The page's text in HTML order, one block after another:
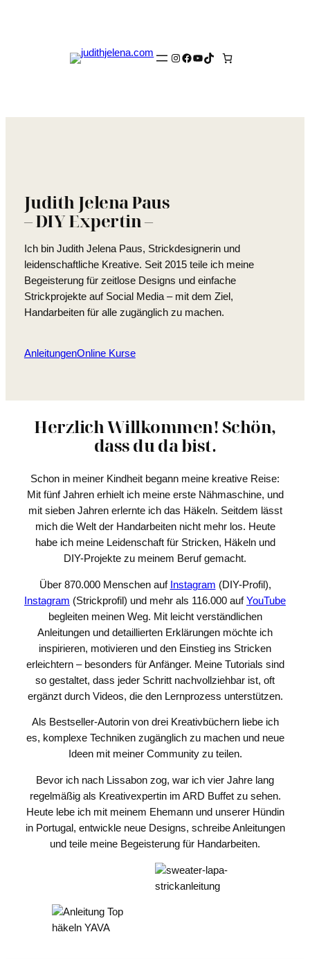
Instagram
Facebook
YouTube
TikTok
Judith Jelena Paus
– DIY Expertin –
Ich bin Judith Jelena Paus, Strickdesignerin und
leidenschaftliche Kreative. Seit 2015 teile ich meine
Begeisterung für zeitlose Designs und einfache
Strickprojekte auf Social Media – mit dem Ziel,
Handarbeiten für alle zugänglich zu machen.
AnleitungenOnline Kurse
Herzlich Willkommen! Schön,
dass du da bist.
Schon in meiner Kindheit begann meine kreative Reise:
Mit fünf Jahren erhielt ich meine erste Nähmaschine, und
mit sieben Jahren erlernte ich das Häkeln. Seitdem lässt
mich die Welt der Handarbeiten nicht mehr los. Heute
habe ich meine Leidenschaft für Stricken, Häkeln und
DIY-Projekte zu meinem Beruf gemacht.
Über 870.000 Menschen auf Instagram (DIY-Profil),
Instagram (Strickprofil) und mehr als 116.000 aufYouTube
begleiten meinen Weg. Mit leicht verständlichen
Anleitungen und detaillierten Erklärungen möchte ich
inspirieren, motivieren und den Einstieg ins Stricken
erleichtern – besonders für Anfänger. Meine Tutorials sind
so gestaltet, dass jeder Schritt nachvollziehbar ist, oft
ergänzt durch Videos, die den Lernprozess unterstützen.
Als Bestseller-Autorin von drei Kreativbüchern liebe ich
es, komplexe Techniken zugänglich zu machen und neue
Ideen mit meiner Community zu teilen.
Bevor ich nach Lissabon zog, war ich vier Jahre lang
regelmäßig als Kreativexpertin im ARD Buffet zu sehen.
Heute lebe ich mit meinem Ehemann und unserer Hündin
in Portugal, entwickle neue Designs, schreibe Anleitungen
und teile meine Begeisterung für Handarbeiten.